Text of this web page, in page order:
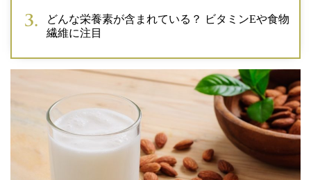
どんな栄養素が含まれている？ ビタミンEや食物
繊維に注目